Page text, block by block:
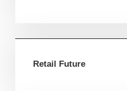
Retail Future